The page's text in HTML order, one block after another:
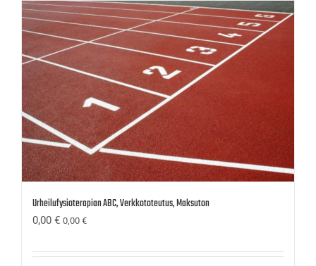
Urheilufysioterapian ABC, Verkkototeutus, Maksuton
0,00 € 0,00 €